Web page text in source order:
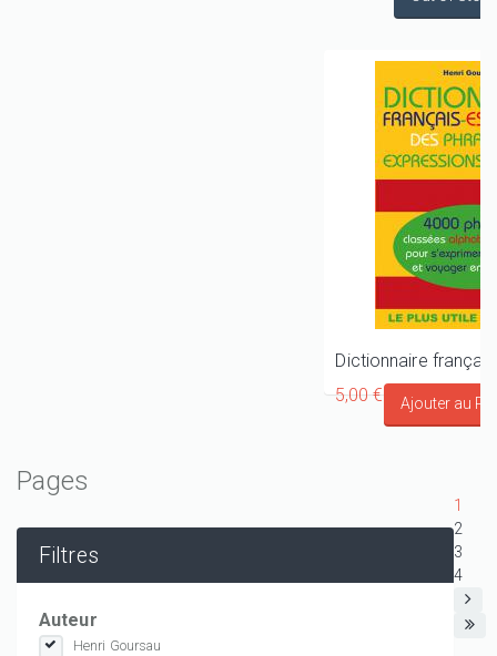
5,00 €
Pages
1
2
3
4
Filtres
Auteur
Henri Goursau